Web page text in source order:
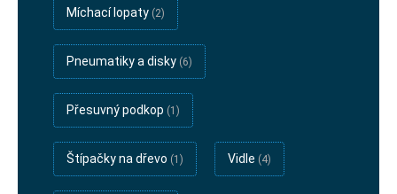
Míchací lopaty (2)
Pneumatiky a disky (6)
Přesuvný podkop (1)
Štípačky na dřevo (1) Vidle (4)